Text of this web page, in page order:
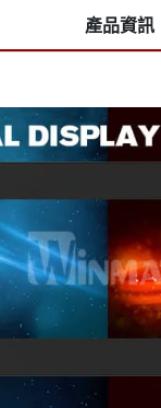
產品資訊